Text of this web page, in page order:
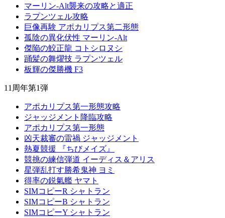
マーリン-Alt襲来の攻略と適正
ラプンツェル攻略
巨像再験 アポカリプス第二形態
孤陰の異化伏性 マーリン-Alt
傑陥の鮫正龍 コトシロヌシ
踊髪の舞燿技 ラプンツェル
板輝の傑勝機 F3
11周年第1弾
アポカリプス第一形態攻略
ジャッジメント降臨攻略
アポカリプス第一形態
凶天裁審の雷禍 ジャッジメント
熱夏競援 『ちびメイズ』
競挑の練信弾道 イーディス＆アリス
星弾乱打す勝希鬼神 ヨミ
得率の鋭氣艦 ヤマト
SIMコピーR シャトラン
SIMコピーB シャトラン
SIMコピーY シャトラン